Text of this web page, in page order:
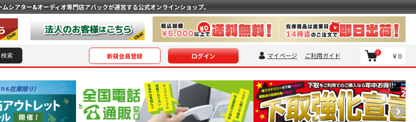
ムシアター&オーディオ専門店アバックが運営する公式オンラインショップ。
新規会員登録 ログイン マイページ ご利用ガイド ￥0
0